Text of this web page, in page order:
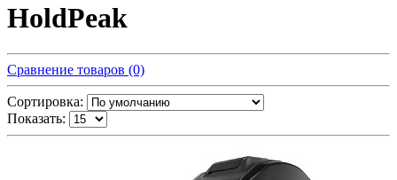
HoldPeak
Сравнение товаров (0)
Сортировка:
Показать: